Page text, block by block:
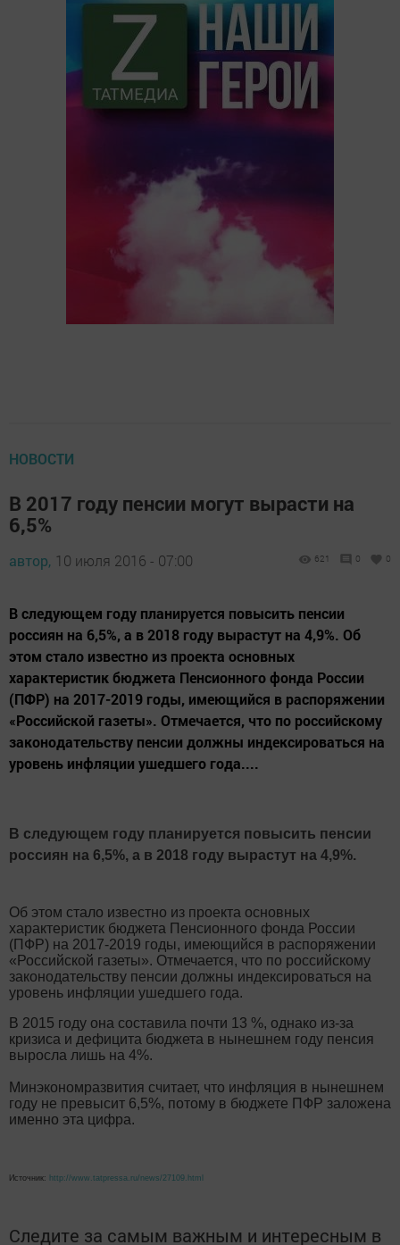
НОВОСТИ
В 2017 году пенсии могут вырасти на
6,5%
автор, 10 июля 2016 - 07:00 621 0 0
В следующем году планируется повысить пенсии
россиян на 6,5%, а в 2018 году вырастут на 4,9%. Об
этом стало известно из проекта основных
характеристик бюджета Пенсионного фонда России
(ПФР) на 2017-2019 годы, имеющийся в распоряжении
«Российской газеты». Отмечается, что по российскому
законодательству пенсии должны индексироваться на
уровень инфляции ушедшего года....
В следующем году планируется повысить пенсии
россиян на 6,5%, а в 2018 году вырастут на 4,9%.
Об этом стало известно из проекта основных
характеристик бюджета Пенсионного фонда России
(ПФР) на 2017-2019 годы, имеющийся в распоряжении
«Российской газеты». Отмечается, что по российскому
законодательству пенсии должны индексироваться на
уровень инфляции ушедшего года.
В 2015 году она составила почти 13 %, однако из-за
кризиса и дефицита бюджета в нынешнем году пенсия
выросла лишь на 4%.
Минэкономразвития считает, что инфляция в нынешнем
году не превысит 6,5%, потому в бюджете ПФР заложена
именно эта цифра.
Источник: http://www.tatpressa.ru/news/27109.html
Следите за самым важным и интересным в